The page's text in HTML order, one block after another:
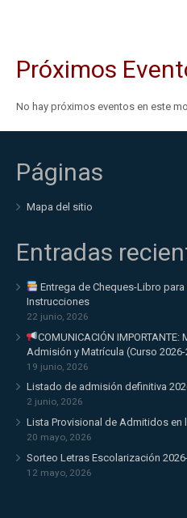
Próximos
No hay próximos eventos en este
Páginas
Mapa del sitio
Entradas
Entrega de Cheques-Libro
Instrucciones
22 junio, 2026
COMUNICACIÓN
Admisión y Matrícula (Curso
19 junio, 2026
Listado de admisión definitiva
2 junio, 2026
Lista Provisional de Admitidos en
20 mayo, 2026
Sorteo Letras Escolarización
12 mayo, 2026